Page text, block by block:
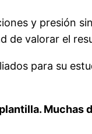
y presión
de valorar el
para su